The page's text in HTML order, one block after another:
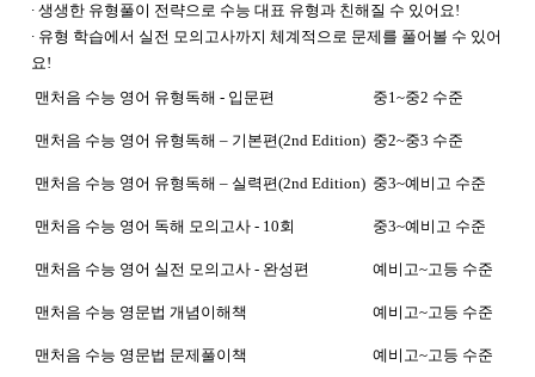
∙ 생생한 유형풀이 전략으로 수능 대표 유형과 친해질 수 있어요!
∙ 유형 학습에서 실전 모의고사까지 체계적으로 문제를 풀어볼 수 있어
요!
맨처음 수능 영어 유형독해 - 입문편 중1~중2 수준
맨처음 수능 영어 유형독해 – 기본편(2nd Edition) 중2~중3 수준
맨처음 수능 영어 유형독해 – 실력편(2nd Edition) 중3~예비고 수준
맨처음 수능 영어 독해 모의고사 - 10회 중3~예비고 수준
맨처음 수능 영어 실전 모의고사 - 완성편 예비고~고등 수준
맨처음 수능 영문법 개념이해책 예비고~고등 수준
맨처음 수능 영문법 문제풀이책 예비고~고등 수준